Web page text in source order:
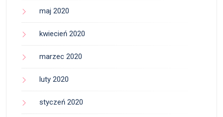
maj 2020
kwiecień 2020
marzec 2020
luty 2020
styczeń 2020